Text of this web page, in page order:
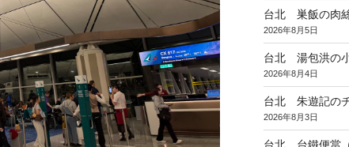
台北 巣飯の肉絲
2026年8月5日
台北 湯包洪の
2026年8月4日
台北 朱遊記の
2026年8月3日